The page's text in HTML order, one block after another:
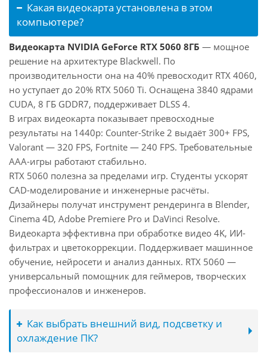
Какая видеокарта установлена в этом
компьютере?
Видеокарта NVIDIA GeForce RTX 5060 8ГБ — мощное
решение на архитектуре Blackwell. По
производительности она на 40% превосходит RTX 4060,
но уступает до 20% RTX 5060 Ti. Оснащена 3840 ядрами
CUDA, 8 ГБ GDDR7, поддерживает DLSS 4.
В играх видеокарта показывает превосходные
результаты на 1440p: Counter-Strike 2 выдаёт 300+ FPS,
Valorant — 320 FPS, Fortnite — 240 FPS. Требовательные
AAA-игры работают стабильно.
RTX 5060 полезна за пределами игр. Студенты ускорят
CAD-моделирование и инженерные расчёты.
Дизайнеры получат инструмент рендеринга в Blender,
Cinema 4D, Adobe Premiere Pro и DaVinci Resolve.
Видеокарта эффективна при обработке видео 4K, ИИ-
фильтрах и цветокоррекции. Поддерживает машинное
обучение, нейросети и анализ данных. RTX 5060 —
универсальный помощник для геймеров, творческих
профессионалов и инженеров.
Как выбрать внешний вид, подсветку и
охлаждение ПК?